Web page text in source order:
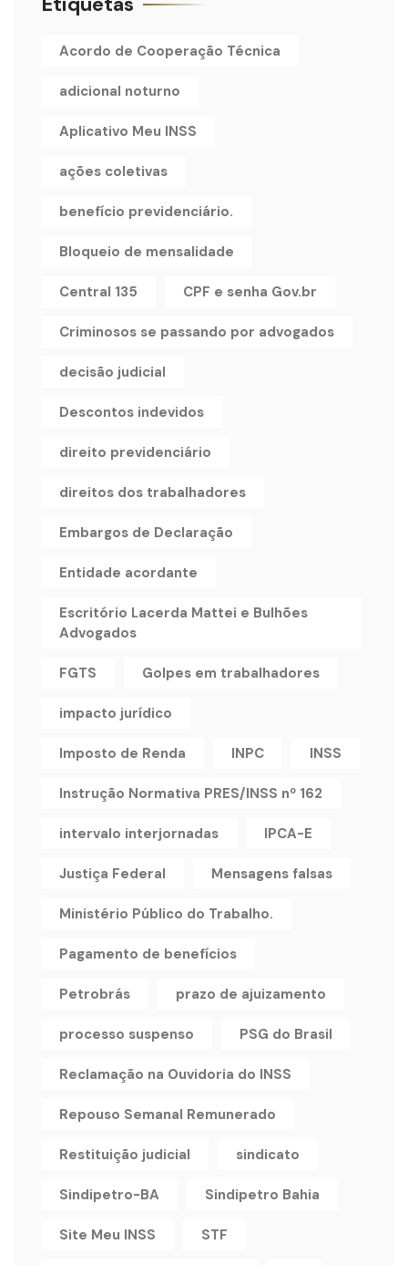
Acordo de Cooperação Técnica
adicional noturno
Aplicativo Meu INSS
ações coletivas
benefício previdenciário.
Bloqueio de mensalidade
Central 135 CPF e senha Gov.br
Criminosos se passando por advogados
decisão judicial
Descontos indevidos
direito previdenciário
direitos dos trabalhadores
Embargos de Declaração
Entidade acordante
Escritório Lacerda Mattei e Bulhões
Advogados
FGTS Golpes em trabalhadores
impacto jurídico
Imposto de Renda INPC INSS
Instrução Normativa PRES/INSS nº 162
intervalo interjornadas IPCA-E
Justiça Federal Mensagens falsas
Ministério Público do Trabalho.
Pagamento de benefícios
Petrobrás prazo de ajuizamento
processo suspenso PSG do Brasil
Reclamação na Ouvidoria do INSS
Repouso Semanal Remunerado
Restituição judicial sindicato
Sindipetro-BA Sindipetro Bahia
Site Meu INSS STF